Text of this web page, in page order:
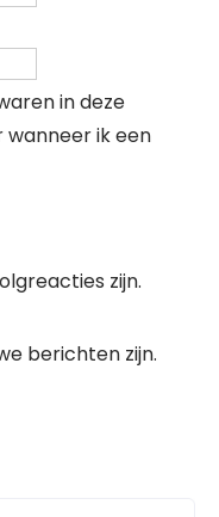
in deze
ik een
zijn.
berichten zijn.